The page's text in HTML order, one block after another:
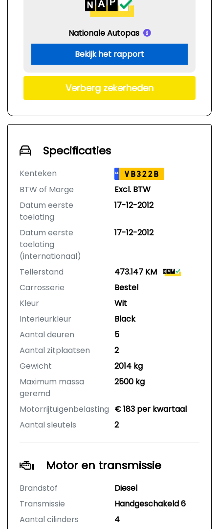
Nationale Autopas
Bekijk het rapport
Verberg zekerheden
Specificaties
Kenteken NL VB322B
BTW of Marge
Excl. BTW
Datum eerste
toelating
17-12-2012
Datum eerste
toelating
(internationaal)
17-12-2012
Tellerstand
473.147 KM
Carrosserie
Bestel
Kleur
Wit
Interieurkleur
Black
Aantal deuren
5
Aantal zitplaatsen
2
Gewicht
2014 kg
Maximum massa
geremd
2500 kg
Motorrijtuigenbelasting € 183 per kwartaal
Aantal sleutels
2
Motor en transmissie
Brandstof
Diesel
Transmissie
Handgeschakeld 6
Aantal cilinders
4